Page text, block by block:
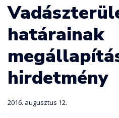
határainak
hirdetmény
2016. augusztus 12.